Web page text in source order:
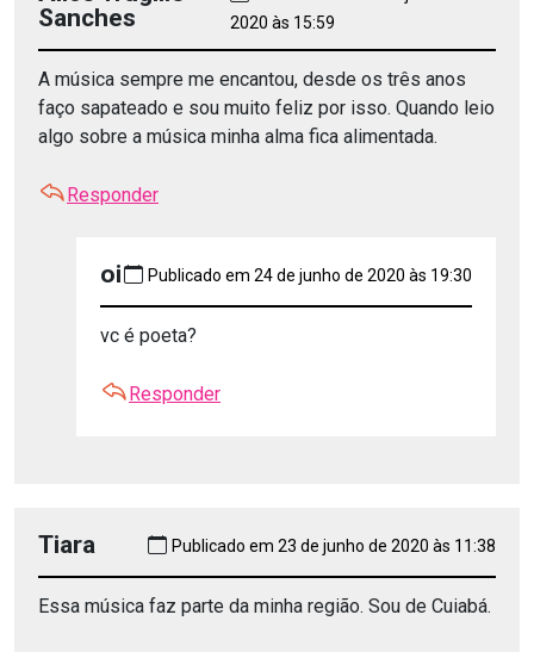
Sanches
2020 às 15:59
A música sempre me encantou, desde os três anos
faço sapateado e sou muito feliz por isso. Quando leio
algo sobre a música minha alma fica alimentada.
Responder
oi Publicado em 24 de junho de 2020 às 19:30
vc é poeta?
Responder
Tiara Publicado em 23 de junho de 2020 às 11:38
Essa música faz parte da minha região. Sou de Cuiabá.